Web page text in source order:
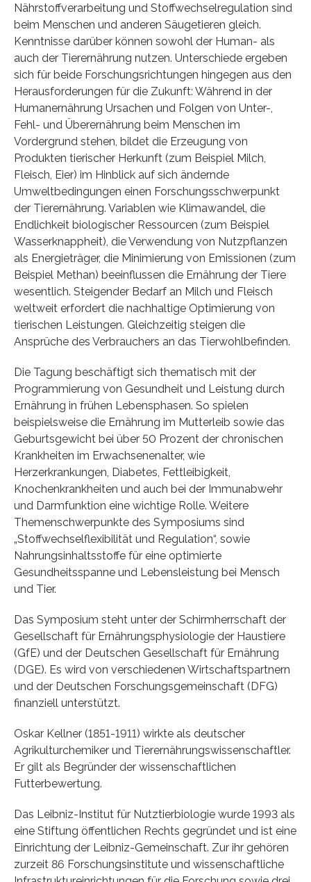
Nährstoffverarbeitung und Stoffwechselregulation sind
beim Menschen und anderen Säugetieren gleich.
Kenntnisse darüber können sowohl der Human- als
auch der Tierernährung nutzen. Unterschiede ergeben
sich für beide Forschungsrichtungen hingegen aus den
Herausforderungen für die Zukunft: Während in der
Humanernährung Ursachen und Folgen von Unter-,
Fehl- und Überernährung beim Menschen im
Vordergrund stehen, bildet die Erzeugung von
Produkten tierischer Herkunft (zum Beispiel Milch,
Fleisch, Eier) im Hinblick auf sich ändernde
Umweltbedingungen einen Forschungsschwerpunkt
der Tierernährung. Variablen wie Klimawandel, die
Endlichkeit biologischer Ressourcen (zum Beispiel
Wasserknappheit), die Verwendung von Nutzpflanzen
als Energieträger, die Minimierung von Emissionen (zum
Beispiel Methan) beeinflussen die Ernährung der Tiere
wesentlich. Steigender Bedarf an Milch und Fleisch
weltweit erfordert die nachhaltige Optimierung von
tierischen Leistungen. Gleichzeitig steigen die
Ansprüche des Verbrauchers an das Tierwohlbefinden.
Die Tagung beschäftigt sich thematisch mit der
Programmierung von Gesundheit und Leistung durch
Ernährung in frühen Lebensphasen. So spielen
beispielsweise die Ernährung im Mutterleib sowie das
Geburtsgewicht bei über 50 Prozent der chronischen
Krankheiten im Erwachsenenalter, wie
Herzerkrankungen, Diabetes, Fettleibigkeit,
Knochenkrankheiten und auch bei der Immunabwehr
und Darmfunktion eine wichtige Rolle. Weitere
Themenschwerpunkte des Symposiums sind
„Stoffwechselflexibilität und Regulation“, sowie
Nahrungsinhaltsstoffe für eine optimierte
Gesundheitsspanne und Lebensleistung bei Mensch
und Tier.
Das Symposium steht unter der Schirmherrschaft der
Gesellschaft für Ernährungsphysiologie der Haustiere
(GfE) und der Deutschen Gesellschaft für Ernährung
(DGE). Es wird von verschiedenen Wirtschaftspartnern
und der Deutschen Forschungsgemeinschaft (DFG)
finanziell unterstützt.
Oskar Kellner (1851-1911) wirkte als deutscher
Agrikulturchemiker und Tierernährungswissenschaftler.
Er gilt als Begründer der wissenschaftlichen
Futterbewertung.
Das Leibniz-Institut für Nutztierbiologie wurde 1993 als
eine Stiftung öffentlichen Rechts gegründet und ist eine
Einrichtung der Leibniz-Gemeinschaft. Zur ihr gehören
zurzeit 86 Forschungsinstitute und wissenschaftliche